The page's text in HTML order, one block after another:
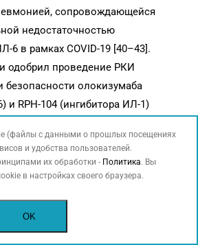
сопровождающейся
недостаточностью
в рамках COVID-19 [40–43].
одобрил проведение РКИ
безопасности олокизумаба
и RPH-104 (ингибитора ИЛ-1)
временных методических
России [45]
(файлы с данными о прошлых посещениях
и удобства пользователей.
их обработки - Политика. Вы
в настройках своего браузера.
OK